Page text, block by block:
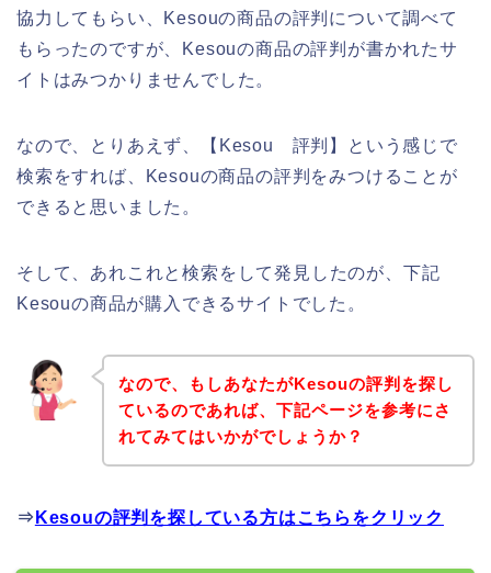
協力してもらい、Kesouの商品の評判について調べて
もらったのですが、Kesouの商品の評判が書かれたサ
イトはみつかりませんでした。
なので、とりあえず、【Kesou 評判】という感じで
検索をすれば、Kesouの商品の評判をみつけることが
できると思いました。
そして、あれこれと検索をして発見したのが、下記
Kesouの商品が購入できるサイトでした。
なので、もしあなたがKesouの評判を探し
ているのであれば、下記ページを参考にさ
れてみてはいかがでしょうか？
⇒ Kesouの評判を探している方はこちらをクリック